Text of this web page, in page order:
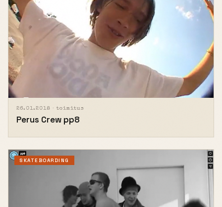
26.01.2018 · toimitus
Perus Crew pp8
SKATEBOARDING